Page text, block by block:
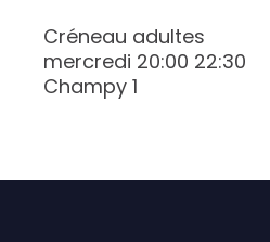
Créneau adultes
mercredi 20:00 22:30
Champy 1